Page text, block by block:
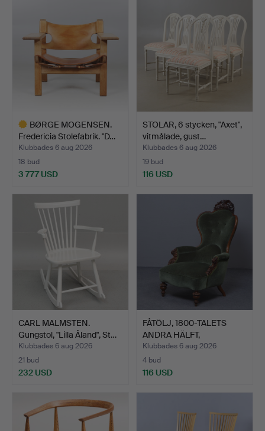
BØRGE MOGENSEN.
Fredericia Stolefabrik. "D…
Klubbades 6 aug 2026
18 bud
3 777 USD
föremål
STOLAR, 6 stycken, "Axet",
vitmålade, gust…
Klubbades 6 aug 2026
19 bud
116 USD
CARL MALMSTEN.
Gungstol, "Lilla Åland", St…
Klubbades 6 aug 2026
21 bud
232 USD
FÅTÖLJ, 1800-TALETS
ANDRA HÄLFT,
OMKLÄDD/T…
Klubbades 6 aug 2026
4 bud
116 USD